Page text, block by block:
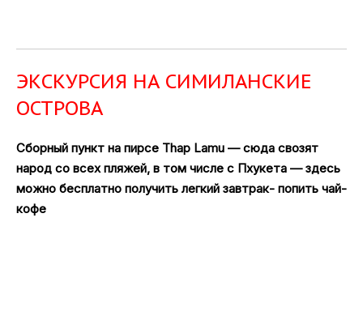
ЭКСКУРСИЯ НА СИМИЛАНСКИЕ
ОСТРОВА
Сборный пункт на пирсе Thap Lamu — сюда свозят
народ со всех пляжей, в том числе с Пхукета — здесь
можно бесплатно получить легкий завтрак- попить чай-
кофе